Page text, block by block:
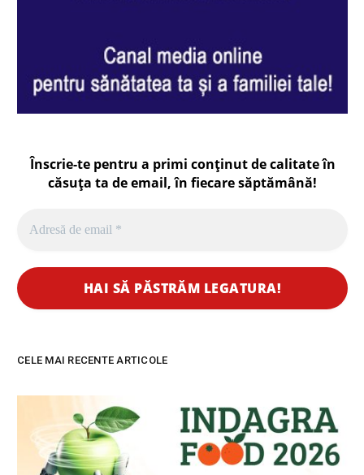
Înscrie-te pentru a primi conținut de calitate în
căsuța ta de email, în fiecaresăptămână!
CELE MAI RECENTE ARTICOLE